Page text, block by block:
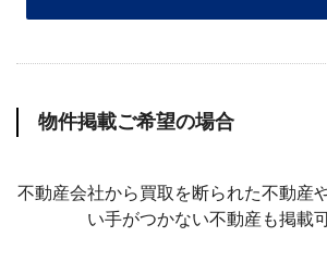
物件掲載ご希望の場合
不動産会社から買取を断られた不動産
い手がつかない不動産も掲載